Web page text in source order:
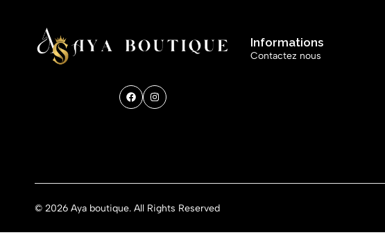
Informations
Contactez nous
© 2026 Aya boutique. All Rights Reserved